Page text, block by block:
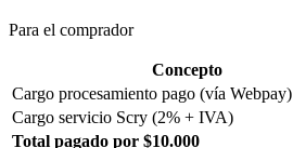
Para el comprador
Concepto
Cargo procesamiento pago (vía Webpay)
Cargo servicio Scry (2% + IVA)
Total pagado por $10.000